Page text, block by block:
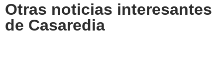
Otras noticias interesantes
de Casaredia